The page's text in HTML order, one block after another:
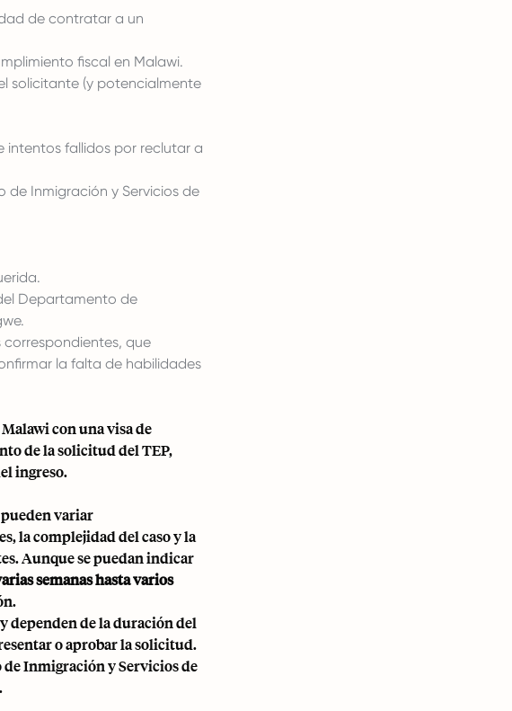
de contratar a un
fiscal en Malawi.
solicitante (y potencialmente
intentos fallidos por reclutar a
Inmigración y Servicios de
Departamento de
que
la falta de habilidades
con una visa de
de la solicitud del TEP,
ingreso.
variar
la complejidad del caso y la
Aunque se puedan indicar
semanas hasta varios
dependen de la duración del
o aprobar la solicitud.
Inmigración y Servicios de